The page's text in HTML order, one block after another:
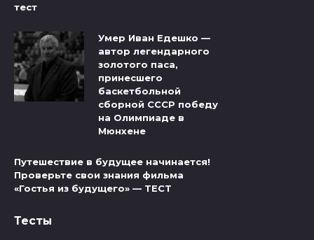
тест
Умер Иван Едешко —
автор легендарного
золотого паса,
принесшего
баскетбольной
сборной СССР победу
на Олимпиаде в
Мюнхене
Путешествие в будущее начинается!
Проверьте свои знания фильма
«Гостья из будущего» — ТЕСТ
Тесты